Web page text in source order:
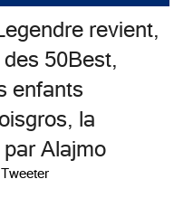
revient,
50Best,
enfants
la
Alajmo
Tweeter